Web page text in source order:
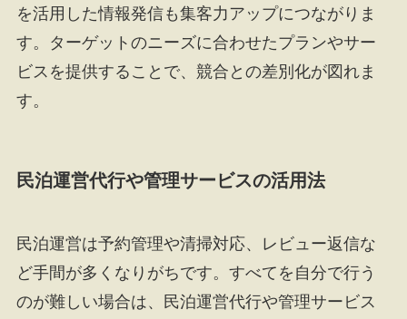
を活用した情報発信も集客力アップにつながりま
す。ターゲットのニーズに合わせたプランやサー
ビスを提供することで、競合との差別化が図れま
す。
民泊運営代行や管理サービスの活用法
民泊運営は予約管理や清掃対応、レビュー返信な
ど手間が多くなりがちです。すべてを自分で行う
のが難しい場合は、民泊運営代行や管理サービス